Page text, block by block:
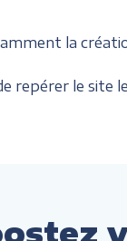
la
repérer le site